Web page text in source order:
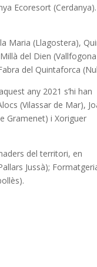
Ecoresort (Cerdanya).
Maria (Llagostera),
del Dien
del Quintaforca
any 2021 s’hi han
(Vilassar de Mar),
Gramenet) i Xoriguer
del territori, en
Jussà);